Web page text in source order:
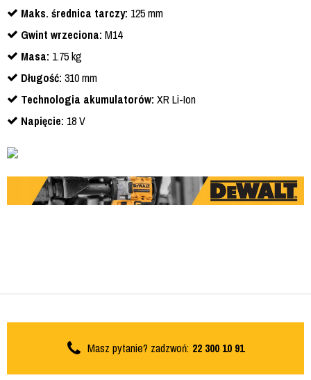
Maks. średnica tarczy: 125 mm
Gwint wrzeciona: M14
Masa: 1.75 kg
Długość: 310 mm
Technologia akumulatorów: XR Li-Ion
Napięcie: 18 V
Masz pytanie? zadzwoń: 22 300 10 91